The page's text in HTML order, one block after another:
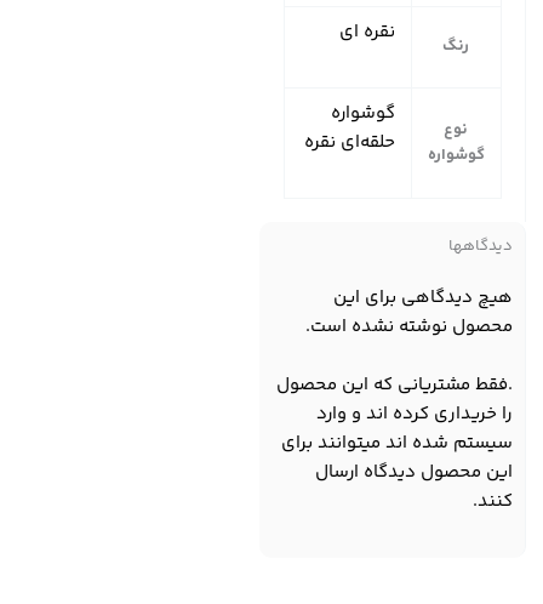
رنگ نقره ای
نوع
گوشواره
گوشواره
حلقه‌ای نقره
دیدگاهها
هیچ دیدگاهی برای این
محصول نوشته نشده است.
.فقط مشتریانی که این محصول
را خریداری کرده اند و وارد
سیستم شده اند میتوانند برای
این محصول دیدگاه ارسال
کنند.